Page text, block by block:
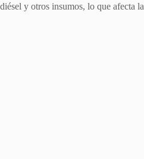
y otros insumos, lo que afecta la